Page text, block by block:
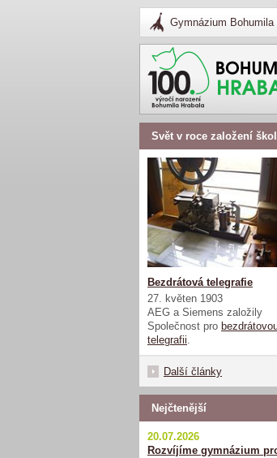
Gymnázium
Svět v roce založení
Bezdrátová telegrafie
27. květen 1903
AEG a Siemens založily
Společnost pro
telegrafii.
Další články
Nejčtenější
20.07.2026
Rozvíjíme gymnázium